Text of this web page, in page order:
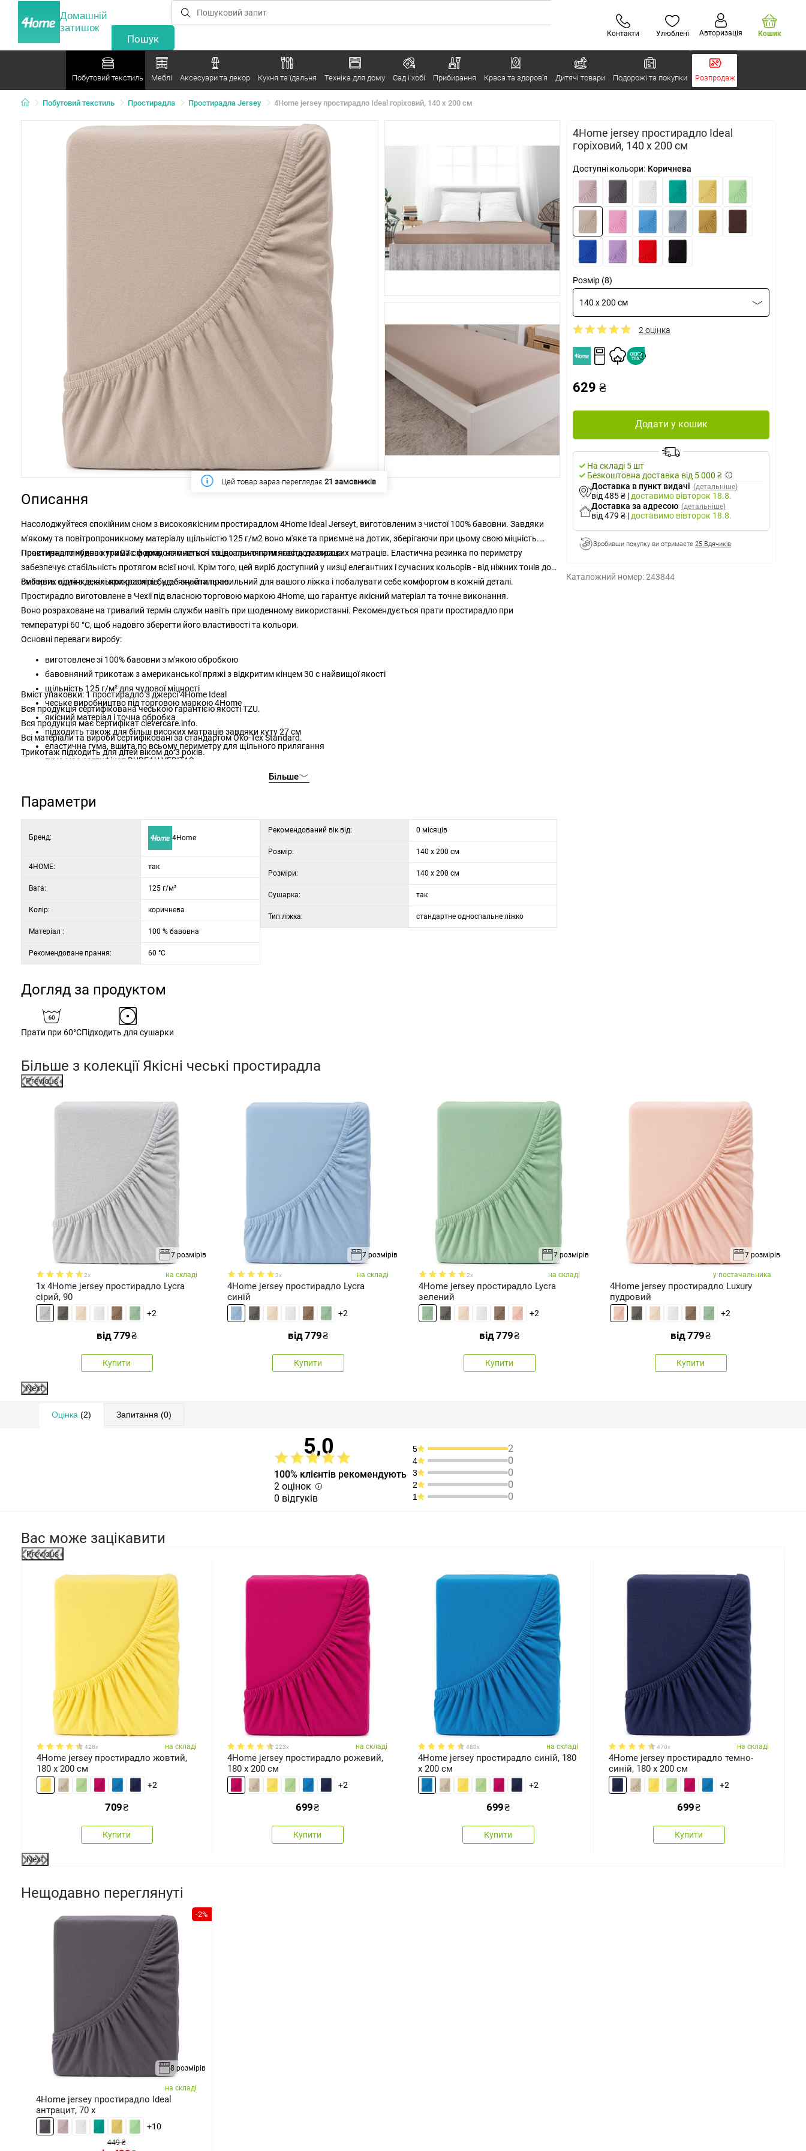
Домашній
затишок
Контакти Улюблені Авторизація Кошик
Побутовий текстиль Меблі Аксесуари та декор Кухня та їдальня Техніка для дому Сад і хобі Прибирання Краса та здоров’я Дитячі товари Подорожі та покупки Розпродаж
Побутовий текстиль Простирадла Простирадла Jersey 4Home jersey простирадло Ideal горіховий, 140 х 200 см
Цей тиждень купило249 замовників
4Home jersey простирадло Ideal
горіховий, 140 х 200 см
Доступні кольори: Коричнева
Розмір (8)
140 x 200 см
2 оцінка
629 ₴
Додати у кошик
На складі 5 шт
Безкоштовна доставка від 5 000 ₴
Доставка в пункт видачі (детальніше)
від 485 ₴ | доставимо вівторок 18.8.
Доставка за адресою (детальніше)
від 479 ₴ | доставимо вівторок 18.8.
Зробивши покупку ви отримаєте 25 Вдячиків
Каталожний номер:243844
Описання
Насолоджуйтеся спокійним сном з високоякісним простирадлом 4Home Ideal Jerseyt, виготовленим з чистої 100% бавовни. Завдяки
м'якому та повітропроникному матеріалу щільністю 125 г/м2 воно м'яке та приємне на дотик, зберігаючи при цьому свою міцність.
Простирадло чудово тримає форму, не мнеться та ідеально прилягає до матраца.
Практична глибина кута 27 см дозволяє легко і міцно прилягати навіть до високих матраців. Еластична резинка по периметру
забезпечує стабільність протягом всієї ночі. Крім того, цей виріб доступний у низці елегантних і сучасних кольорів - від ніжних тонів до
сміливих відтінків, які прикрасять будь-яку спальню.
Виберіть один з декількох розмірів, щоб знайти правильний для вашого ліжка і побалувати себе комфортом в кожній деталі.
Простирадло виготовлене в Чехії під власною торговою маркою 4Home, що гарантує якісний матеріал та точне виконання.
Воно розраховане на тривалий термін служби навіть при щоденному використанні. Рекомендується прати простирадло при
температурі 60 °C, щоб надовго зберегти його властивості та кольори.
Основні переваги виробу:
виготовлене зі 100% бавовни з м'якою обробкою
бавовняний трикотаж з американської пряжі з відкритим кінцем 30 с найвищої якості
щільність 125 г/м² для чудової міцності
чеське виробництво під торговою маркою 4Home
якісний матеріал і точна обробка
підходить також для більш високих матраців завдяки куту 27 см
еластична гума, вшита по всьому периметру для щільного прилягання
гума має сертифікат BUREAU VERITAS
ніжні та елегантні кольори
Вміст упаковки: 1 простирадло з джерсі 4Home Ideal
Вся продукція сертифікована чеською гарантією якості TZU.
Вся продукція має сертифікат clevercare.info.
Всі матеріали та вироби сертифіковані за стандартом Öko-Tex Standard.
Трикотаж підходить для дітей віком до 3 років.
Більше
Параметри
Бренд: 4Home
4HOME: так
Вага: 125 г/м²
Колір: коричнева
Матеріал : 100 % бавовна
Рекомендоване прання: 60 °C
Рекомендований вік від: 0 місяців
Розмір: 140 x 200 см
Розміри: 140 x 200 см
Сушарка: так
Тип ліжка: стандартне односпальне ліжко
Догляд за продуктом
Прати при 60°CПідходить для сушарки
Більше з колекції Якісні чеські простирадла
Previous
7 розмірів
2x на складі
1x 4Home jersey простирадло Lycra
сірий, 90
+2
від779₴
Купити
7 розмірів
3x на складі
4Home jersey простирадло Lycra
синій
+2
від779₴
Купити
7 розмірів
2x на складі
4Home jersey простирадло Lycra
зелений
+2
від779₴
Купити
7 розмірів
у постачальника
4Home jersey простирадло Luxury
пудровий
+2
від779₴
Купити
Next
Оцінка (2) Запитання (0)
5,0
100% клієнтів рекомендують
2 оцінок
0 відгуків
5 2
4 0
3 0
2 0
1 0
Вас може зацікавити
Previous
428x на складі
4Home jersey простирадло жовтий,
180 x 200 см
+2
709₴
Купити
223x на складі
4Home jersey простирадло рожевий,
180 x 200 см
+2
699₴
Купити
480x на складі
4Home jersey простирадло синій, 180
x 200 см
+2
699₴
Купити
470x на складі
4Home jersey простирадло темно-
синій, 180 x 200 см
+2
699₴
Купити
Next
Нещодавно переглянуті
-2%
8 розмірів
на складі
4Home jersey простирадло Ideal
антрацит, 70 x
+10
449 ₴